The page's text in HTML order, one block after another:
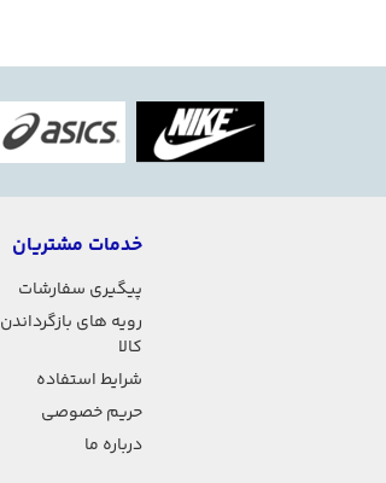
خدمات مشتریان
پیگیری سفارشات
رویه های بازگرداندن
کالا
شرایط استفاده
حریم خصوصی
درباره ما